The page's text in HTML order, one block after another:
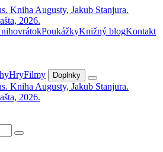
PoukážkyKnižný blogKontakt
HryFilmy Doplnky